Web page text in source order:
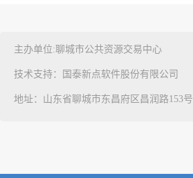
主办单位:聊城市公共资源交易中心
技术支持：国泰新点软件股份有限公司
地址：山东省聊城市东昌府区昌润路153号